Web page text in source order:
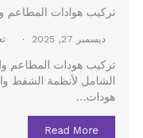
تركيب هوادات المطاعم
ديسمبر 27, 2025
تركيب هودات المطاعم
الشامل لأنظمة الشفط
هودات…
Read More